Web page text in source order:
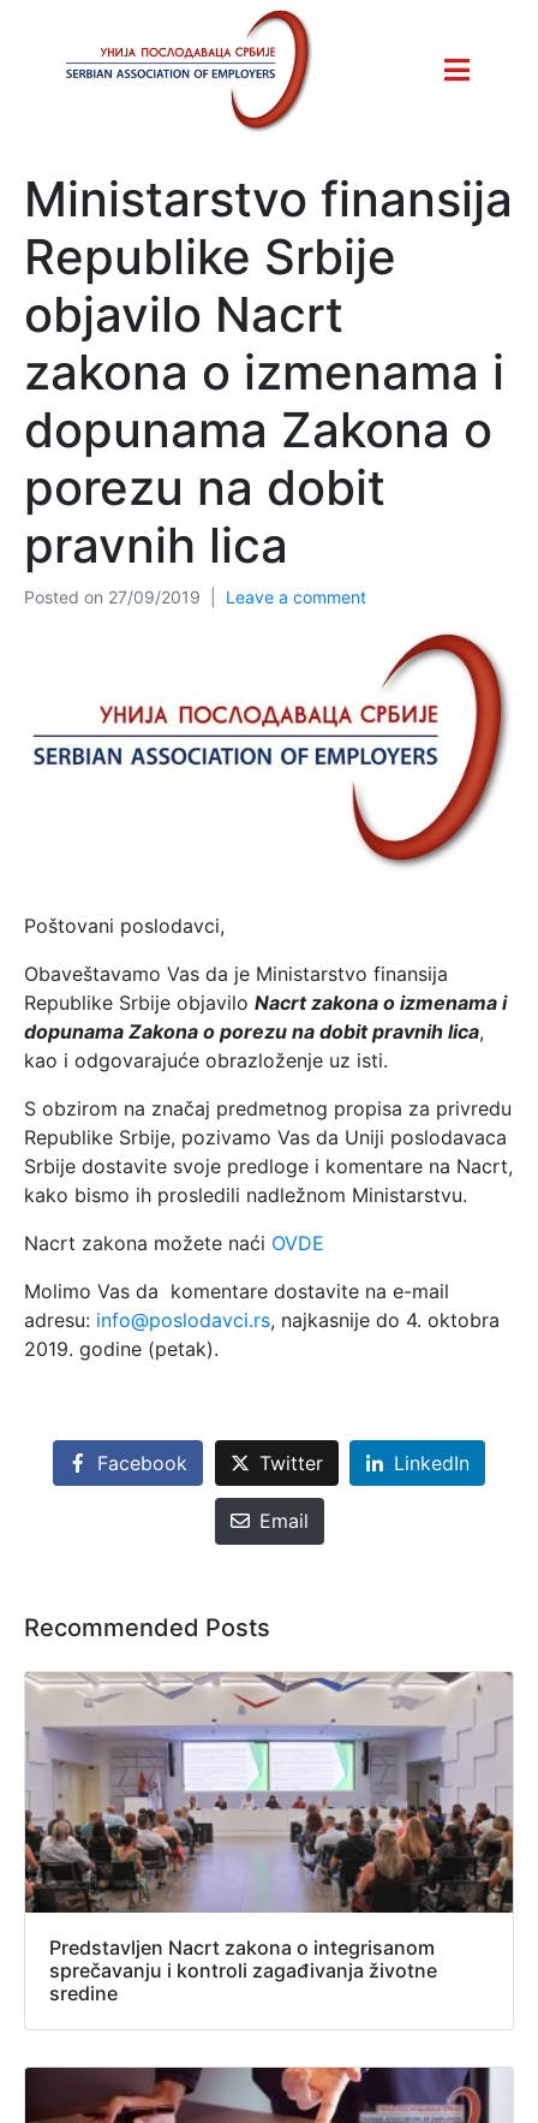
Ministarstvo finansija
Republike Srbije
objavilo Nacrt
zakona o izmenama i
dopunama Zakona o
porezu na dobit
pravnih lica
Posted on 27/09/2019 Leave a comment
Poštovani poslodavci,
Obaveštavamo Vas da je Ministarstvo finansija
Republike Srbije objavilo Nacrt zakona o izmenama i
dopunama Zakona o porezu na dobit pravnih lica,
kao i odgovarajuće obrazloženje uz isti.
S obzirom na značaj predmetnog propisa za privredu
Republike Srbije, pozivamo Vas da Uniji poslodavaca
Srbije dostavite svoje predloge i komentare na Nacrt,
kako bismo ih prosledili nadležnom Ministarstvu.
Nacrt zakona možete naći OVDE
Molimo Vas da komentare dostavite na e-mail
adresu: info@poslodavci.rs, najkasnije do 4. oktobra
2019. godine (petak).
Facebook Twitter LinkedIn
Email
Recommended Posts
Predstavljen Nacrt zakona o integrisanom
sprečavanju i kontroli zagađivanja životne
sredine